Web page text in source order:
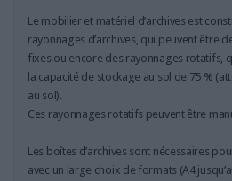
L'ANNUAIRE DES ACTEURS
LES LIVRES BLANCS
LES SUPPLÉMENTS
NOS OFFRES D'ABONNEMENTS
Le mobilier et matériel d’archives est
rayonnages d’archives, qui peuvent être
fixes ou encore des rayonnages rotatifs,
la capacité de stockage au sol de 75 %
au sol).
Ces rayonnages rotatifs peuvent être
Les boîtes d’archives sont nécessaires
avec un large choix de formats (A4